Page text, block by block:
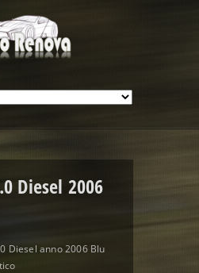
Diesel 2006
Diesel anno 2006 Blu